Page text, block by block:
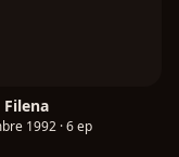
Filena
1992 · 6 ep